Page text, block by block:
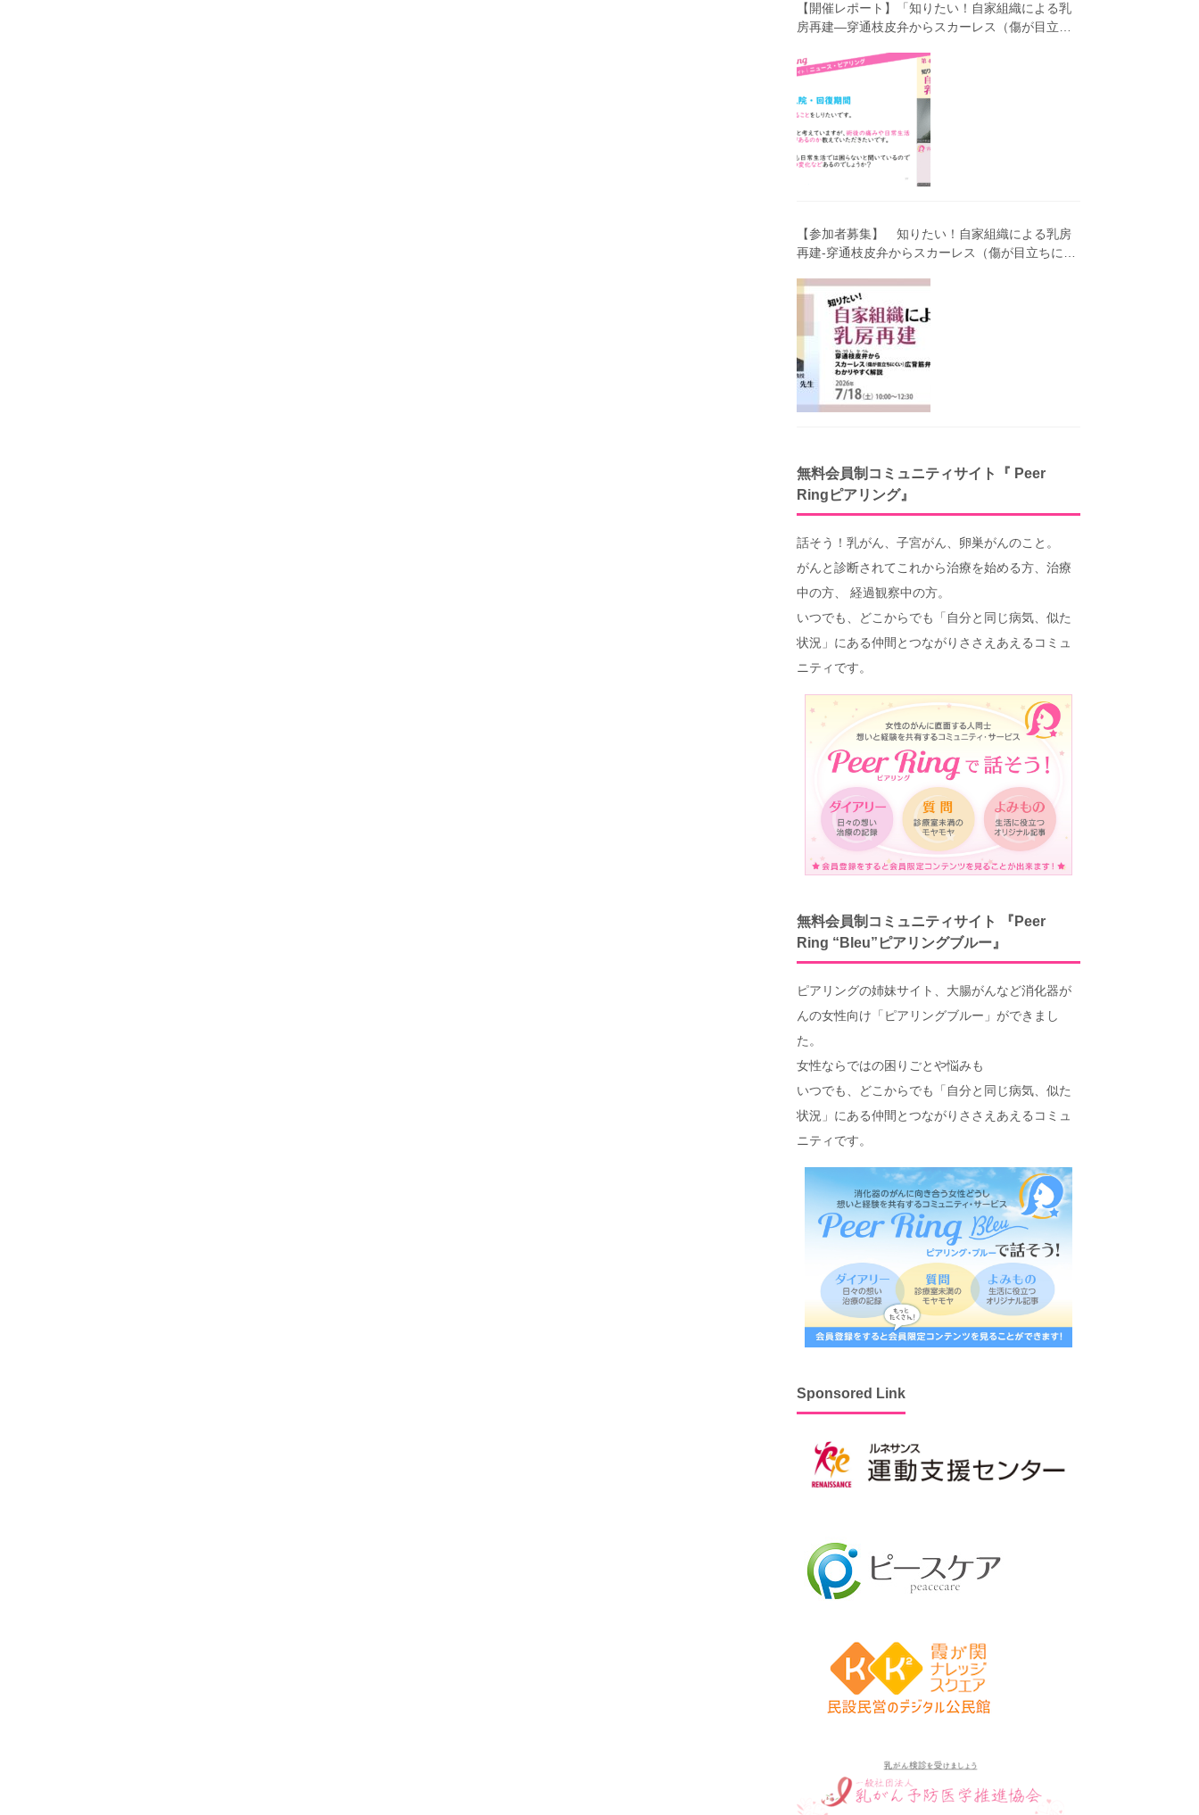
【開催レポート】「知りたい！自家組織による乳
房再建―穿通枝皮弁からスカーレス（傷が目立ち
40回笑顔塾）
【参加者募集】 知りたい！自家組織による乳房
再建-穿通枝皮弁からスカーレス（傷が目立ちにく
塾）
無料会員制コミュニティサイト『 Peer
Ringピアリング』
話そう！乳がん、子宮がん、卵巣がんのこと。
がんと診断されてこれから治療を始める方、治療
中の方、 経過観察中の方。
いつでも、どこからでも「自分と同じ病気、似た
状況」にある仲間とつながりささえあえるコミュ
ニティです。
無料会員制コミュニティサイト 『Peer
Ring “Bleu”ピアリングブルー』
ピアリングの姉妹サイト、大腸がんなど消化器が
んの女性向け「ピアリングブルー」ができまし
た。
女性ならではの困りごとや悩みも
いつでも、どこからでも「自分と同じ病気、似た
状況」にある仲間とつながりささえあえるコミュ
ニティです。
Sponsored Link